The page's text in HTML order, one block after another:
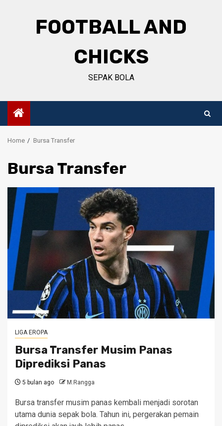
FOOTBALL AND
CHICKS
SEPAK BOLA
Home Bursa Transfer
Bursa Transfer
LIGA EROPA
Bursa Transfer Musim Panas
Diprediksi Panas
5 bulan ago M.Rangga
Bursa transfer musim panas kembali menjadi sorotan
utama dunia sepak bola. Tahun ini, pergerakan pemain